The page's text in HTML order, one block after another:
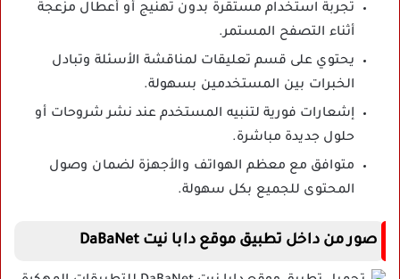
تجربة استخدام مستقرة بدون تهنيج أو أعطال مزعجة
أثناء التصفح المستمر.
يحتوي على قسم تعليقات لمناقشة الأسئلة وتبادل
الخبرات بين المستخدمين بسهولة.
إشعارات فورية لتنبيه المستخدم عند نشر شروحات أو
حلول جديدة مباشرة.
متوافق مع معظم الهواتف والأجهزة لضمان وصول
المحتوى للجميع بكل سهولة.
صور من داخل تطبيق موقع دابا نيت DaBaNet